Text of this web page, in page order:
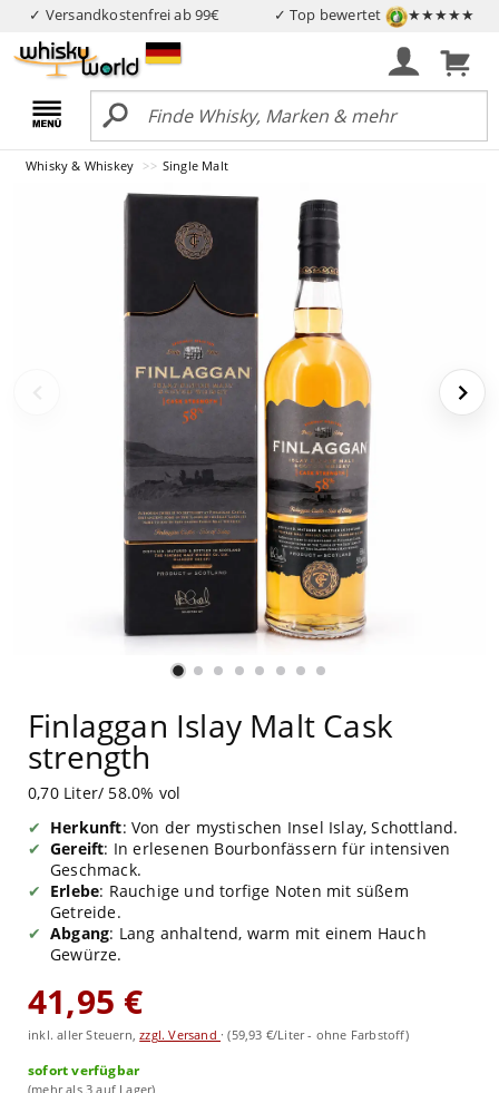
✓ Versandkostenfrei ab 99€ ✓ Top bewertet ★★★★★
Whisky & Whiskey Single Malt
Finlaggan Islay Malt Cask
strength
0,70 Liter/ 58.0% vol
Herkunft: Von der mystischen Insel Islay, Schottland.
Gereift: In erlesenen Bourbonfässern für intensiven
Geschmack.
Erlebe: Rauchige und torfige Noten mit süßem
Getreide.
Abgang: Lang anhaltend, warm mit einem Hauch
Gewürze.
41,95 €
inkl. aller Steuern,zzgl. Versand ·(59,93 €/Liter - ohne Farbstoff)
sofort verfügbar
(mehr als 3 auf Lager)